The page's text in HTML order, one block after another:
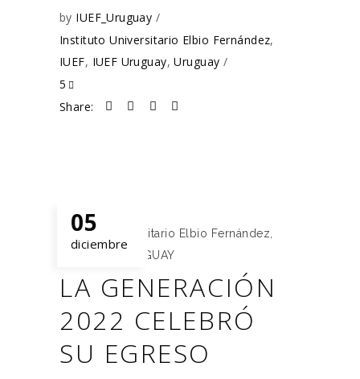
by IUEF_Uruguay
Instituto Universitario Elbio Fernández,
IUEF, IUEF Uruguay,Uruguay
5
Share:
05
diciembre
Instituto Universitario Elbio Fernández
IUEF URUGUAY
LA GENERACIÓN
2022 CELEBRÓ
SU EGRESO